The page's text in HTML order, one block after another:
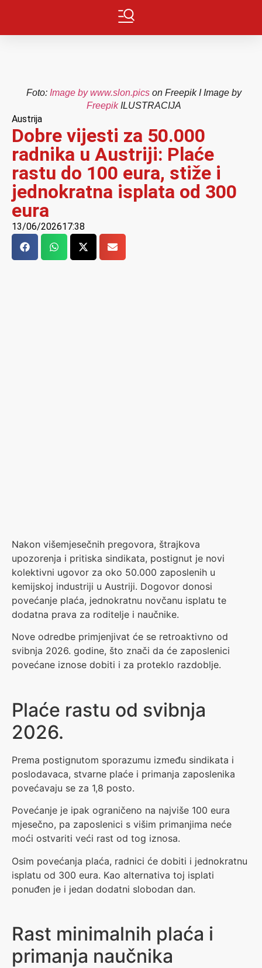
Foto: Image by www.slon.pics on Freepik I Image by
FreepikILUSTRACIJA
Austrija
Dobre vijesti za 50.000
radnika u Austriji: Plaće
rastu do 100 eura, stiže i
jednokratna isplata od 300
eura
13/06/202617:38
Nakon višemjesečnih pregovora, štrajkova
upozorenja i pritiska sindikata, postignut je novi
kolektivni ugovor za oko 50.000 zaposlenih u
kemijskoj industriji u Austriji. Dogovor donosi
povećanje plaća, jednokratnu novčanu isplatu te
dodatna prava za roditelje i naučnike.
Nove odredbe primjenjivat će se retroaktivno od
svibnja 2026. godine, što znači da će zaposlenici
povećane iznose dobiti i za proteklo razdoblje.
Plaće rastu od svibnja
2026.
Prema postignutom sporazumu između sindikata i
poslodavaca, stvarne plaće i primanja zaposlenika
povećavaju se za 1,8 posto.
Povećanje je ipak ograničeno na najviše 100 eura
mjesečno, pa zaposlenici s višim primanjima neće
moći ostvariti veći rast od tog iznosa.
Osim povećanja plaća, radnici će dobiti i jednokratnu
isplatu od 300 eura. Kao alternativa toj isplati
ponuđen je i jedan dodatni slobodan dan.
Rast minimalnih plaća i
primanja naučnika